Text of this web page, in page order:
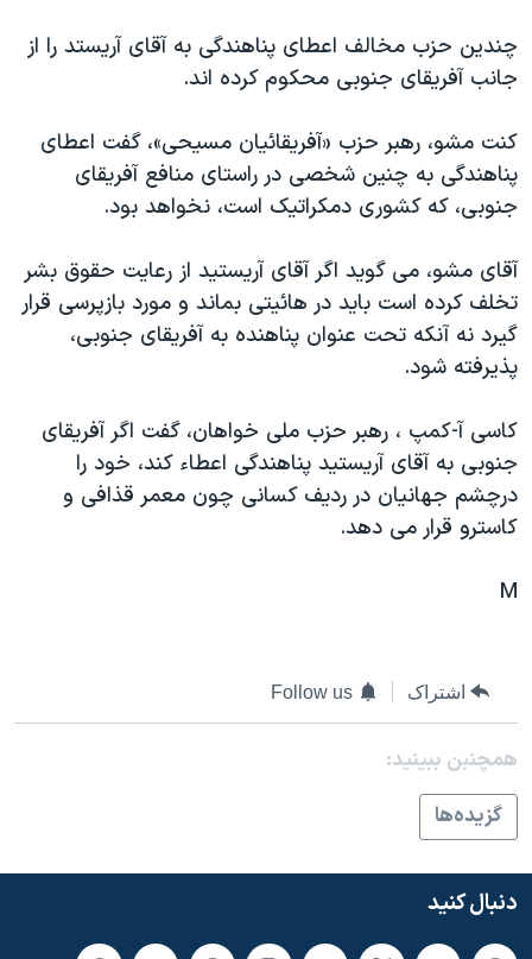
علم و فناوری
اسرائیل در جنگ
گالری عکس
آرشیو پخش زنده
رمز مهسا
ورزش زنان در ایران
اعتراضات زن، زندگی، آزادی
مجموعه مستندهای دادخواهی
تریبونال مردمی آبان ۹۸
دادگاه حمید نوری
چهل سال گروگان‌گیری
قانون شفافیت دارائی کادر رهبری ایران
اسرائیل در جنگ
نرگس محمدی برنده جایزه نوبل صلح
همایش محافظه‌کاران آمریکا «سی‌پک»
زبانهای مختلف
چندين حزب مخالف اعطای پناهندگی به آقای آريستد را از
جانب آفريقای جنوبی محکوم کرده اند.
کنت مشو، رهبر حزب «آفريقائيان مسيحی»، گفت اعطای
پناهندگی به چنين شخصی در راستای منافع آفريقای
جنوبی، که کشوری دمکراتيک است، نخواهد بود.
آقای مشو، می گويد اگر آقای آريستيد از رعايت حقوق بشر
تخلف کرده است بايد در هائيتی بماند و مورد بازپرسی قرار
گيرد نه آنکه تحت عنوان پناهنده به آفريقای جنوبی،
پذيرفته شود.
کاسی آ-کمپ ، رهبر حزب ملی خواهان، گفت اگر آفريقای
جنوبی به آقای آريستيد پناهندگی اعطاء کند، خود را
درچشم جهانيان در رديف کسانی چون معمر قذافی و
کاسترو قرار می دهد.
M
اشتراک Follow us
همچنبن ببینید:
گزيده‌ها
دنبال کنید